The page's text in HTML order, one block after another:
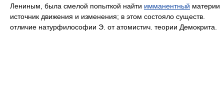
Лениным, была смелой попыткой найти имманентный материи
источник движения и изменения; в этом состояло существ.
отличие натурфилософии Э. от атомистич. теории Демокрита.